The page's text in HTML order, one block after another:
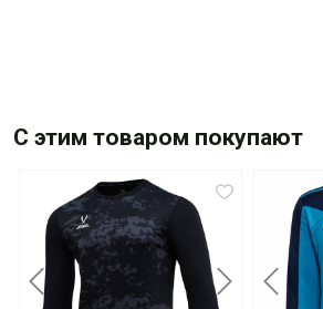
С этим товаром покупают
Previous Next Previous